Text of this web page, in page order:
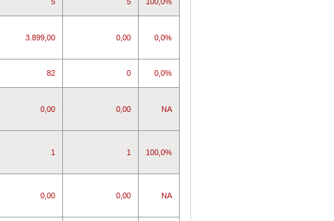
3.899,00 0,00 0,0%
82 0 0,0%
0,00 0,00 NA
1 1 100,0%
0,00 0,00 NA